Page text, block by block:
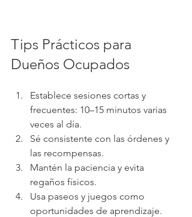
Tips Prácticos para
Dueños Ocupados
Establece sesiones cortas y
frecuentes: 10–15 minutos varias
veces al día.
Sé consistente con las órdenes y
las recompensas.
Mantén la paciencia y evita
regaños físicos.
Usa paseos y juegos como
oportunidades de aprendizaje.